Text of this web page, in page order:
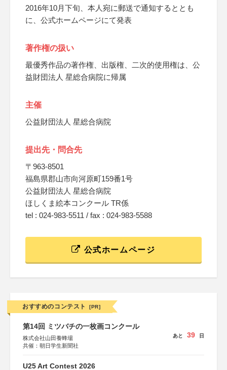
2016年10月下旬、本人宛に郵送で通知するととも
に、公式ホームページにて発表
著作権の扱い
最優秀作品の著作権、出版権、二次的使用権は、公
益財団法人 星総合病院に帰属
主催
公益財団法人 星総合病院
提出先・問合先
〒963-8501
福島県郡山市向河原町159番1号
公益財団法人 星総合病院
ほしくま絵本コンクール TR係
tel : 024-983-5511 / fax : 024-983-5588
公式ホームページ
おすすめのコンテスト [PR]
第14回 ミツバチの一枚画コンクール
株式会社山田養蜂場
共催：朝日学生新聞社
あと 39 日
U25 Art Contest 2026